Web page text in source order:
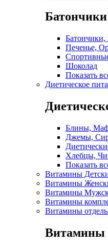
Батончики,
Печенье,
Шоколад
Показать
Диетическое
Блины,
Джемы,
Хлебцы,
Показать
Витамины
Витамины
Витамины
Витамины
Витамины
Витамины